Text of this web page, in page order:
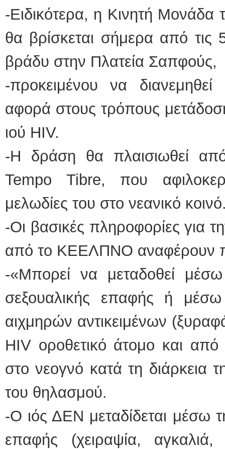
-Ειδικότερα, η Κινητή
θα βρίσκεται σήμερα από
βράδυ στην Πλατεία Σαπφούς,
-προκειμένου να
αφορά στους τρόπους
ιού HIV.
-Η δράση θα πλαισιωθεί
Tempo Tibre, που
μελωδίες του στο νεανικό
-Οι βασικές πληροφορίες για
από το ΚΕΕΛΠΝΟ αναφέρουν
-«Μπορεί να μεταδοθεί
σεξουαλικής επαφής ή
αιχμηρών αντικειμένων
HIV οροθετικό άτομο και
στο νεογνό κατά τη διάρκεια
του θηλασμού.
-Ο ιός ΔΕΝ μεταδίδεται μέσω
επαφής (χειραψία,